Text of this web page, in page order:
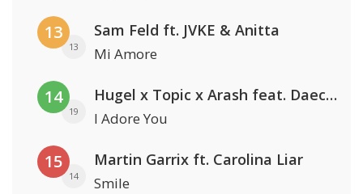
13
13
Sam Feld ft. JVKE & Anitta
Mi Amore
14
19
Hugel x Topic x Arash feat. Daecolm
I Adore You
15
14
Martin Garrix ft. Carolina Liar
Smile